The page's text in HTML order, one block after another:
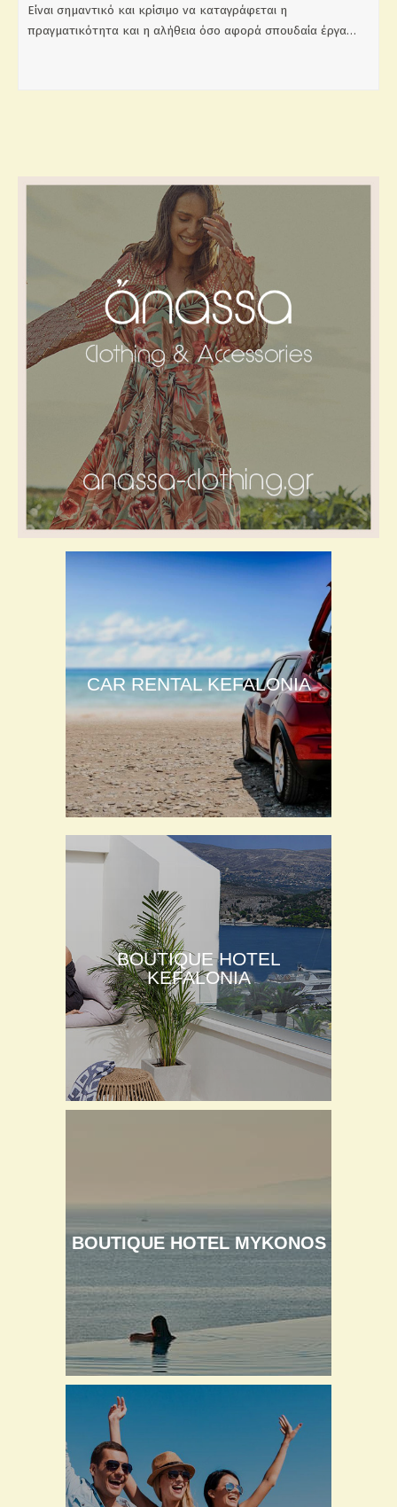
Είναι σημαντικό και κρίσιμο να καταγράφεται η
πραγματικότητα και η αλήθεια όσο αφορά σπουδαία έργα…
CAR RENTAL KEFALONIA
BOUTIQUE HOTEL
KEFALONIA
BOUTIQUE HOTEL MYKONOS